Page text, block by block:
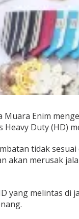
Muara Enim
Duty (HD)
tidak
akan merusak
yang melintas di